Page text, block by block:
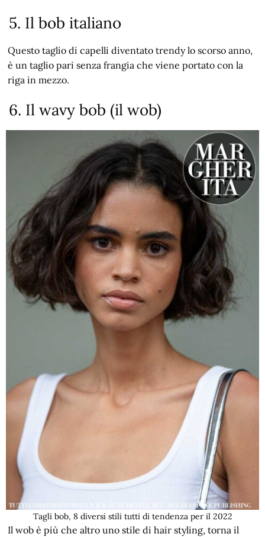
5. Il bob italiano
Questo taglio di capelli diventato trendy lo scorso anno,
è un taglio pari senza frangia che viene portato con la
riga in mezzo.
6. Il wavy bob (il wob)
Tagli bob, 8 diversi stili tutti di tendenza per il 2022
Il wob è più che altro uno stile di hair styling, torna il